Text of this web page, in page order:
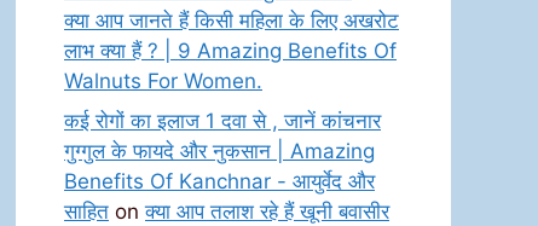
क्या आप जानते हैं किसी महिला के लिए अखरोट
लाभ क्या हैं ? | 9 Amazing Benefits Of
Walnuts For Women.
कई रोगों का इलाज 1 दवा से , जानें कांचनार
गुग्गुल के फायदे और नुकसान | Amazing
Benefits Of Kanchnar - आयुर्वेद और
साहित onक्या आप तलाश रहे हैं खूनी बवासीर